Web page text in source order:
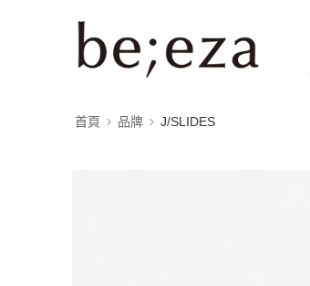
首頁 品牌 J/SLIDES